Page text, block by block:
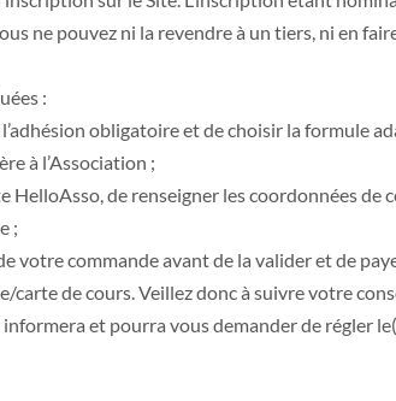
ne pouvez ni la revendre à un tiers, ni en
:
obligatoire et de choisir la formule
à l’Association ;
HelloAsso, de renseigner les coordonnées de
;
votre commande avant de la valider et de
carte de cours. Veillez donc à suivre votre
et pourra vous demander de régler